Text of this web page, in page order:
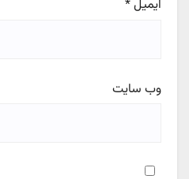
ایمیل*
وب‌ سایت